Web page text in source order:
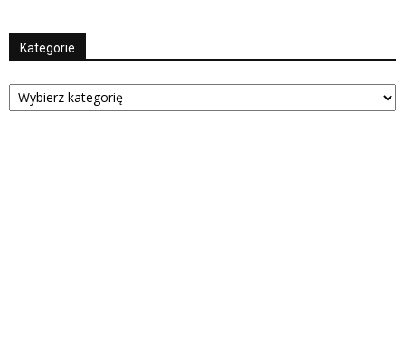
Kategorie
Kategorie